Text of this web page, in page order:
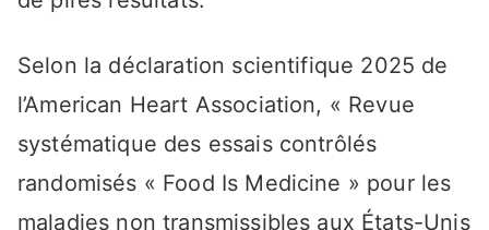
Selon la déclaration scientifique 2025 de
l’American Heart Association, « Revue
systématique des essais contrôlés
randomisés « Food Is Medicine » pour les
maladies non transmissibles aux États-Unis